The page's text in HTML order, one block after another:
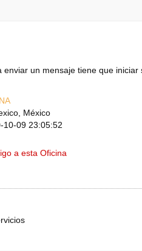
enviar un mensaje tiene que iniciar
México
10-09 23:05:52
a esta Oficina